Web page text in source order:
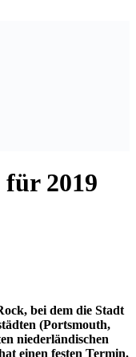
2019
bei dem die Stadt
(Portsmouth,
niederländischen
einen festen Termin.